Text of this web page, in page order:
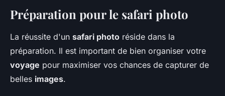
Préparation pour le safari photo
La réussite d'un safari photo réside dans la
préparation. Il est important de bien organiser votre
voyage pour maximiser vos chances de capturer de
belles images.